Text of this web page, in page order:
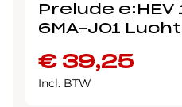
Prelude e:HEV
6MA-J01
€39,25
Incl. BTW